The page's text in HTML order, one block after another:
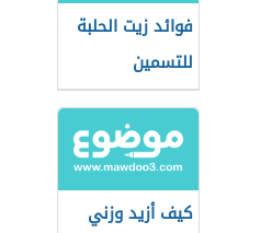
فوائد زيت الحلبة
للتسمين
كيف أزيد وزني